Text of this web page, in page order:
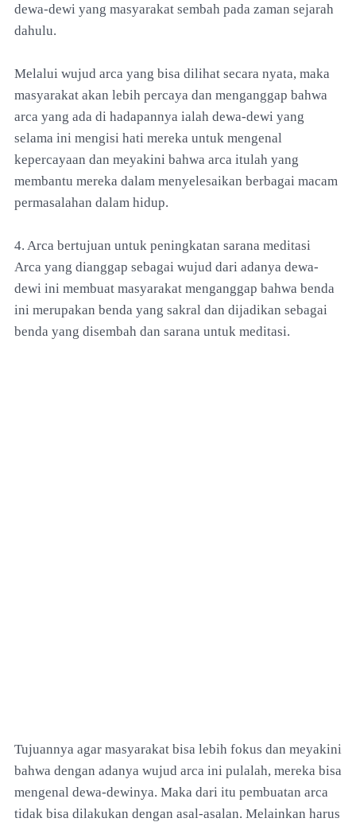
dewa-dewi yang masyarakat sembah pada zaman sejarah
dahulu.
Melalui wujud arca yang bisa dilihat secara nyata, maka
masyarakat akan lebih percaya dan menganggap bahwa
arca yang ada di hadapannya ialah dewa-dewi yang
selama ini mengisi hati mereka untuk mengenal
kepercayaan dan meyakini bahwa arca itulah yang
membantu mereka dalam menyelesaikan berbagai macam
permasalahan dalam hidup.
4. Arca bertujuan untuk peningkatan sarana meditasi
Arca yang dianggap sebagai wujud dari adanya dewa-
dewi ini membuat masyarakat menganggap bahwa benda
ini merupakan benda yang sakral dan dijadikan sebagai
benda yang disembah dan sarana untuk meditasi.
Tujuannya agar masyarakat bisa lebih fokus dan meyakini
bahwa dengan adanya wujud arca ini pulalah, mereka bisa
mengenal dewa-dewinya. Maka dari itu pembuatan arca
tidak bisa dilakukan dengan asal-asalan. Melainkan harus